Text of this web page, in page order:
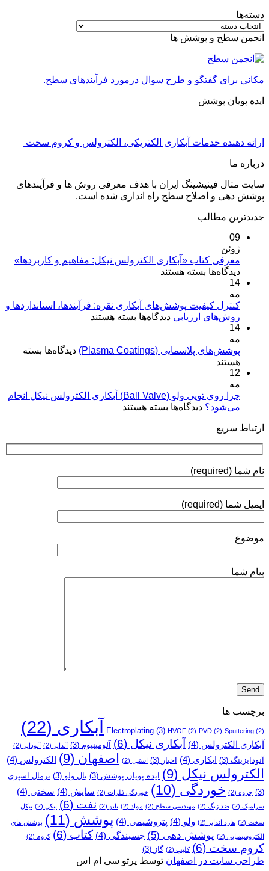
دسته‌ها
دسته‌ها
انجمن سطح و پوشش ها
مکانی برای گفتگو و طرح سوال درمورد فرآیندهای سطح.
ایده پویان پوشش
ارائه دهنده خدمات آبکاری الکتریکی، الکترولس و کروم سخت
درباره ما
سایت متال فینیشینگ ایران با هدف معرفی روش ها و فرآیندهای
پوشش دهی و اصلاح سطح راه اندازی شده است.
جدیدترین مطالب
09
ژوئن
معرفی کتاب «آبکاری الکترولس نیکل: مفاهیم و کاربردها»
دیدگاه‌ها برای
«آبکاری
الکترولس
و
بسته هستند
14
مه
کنترل کیفیت پوشش‌های آبکاری نقره: فرآیندها، استانداردها و
روش‌های ارزیابی دیدگاه‌ها برای
پوشش‌های
استانداردها
و
بسته هستند
14
مه
پوشش‌های پلاسمایی (Plasma Coatings)
دیدگاه‌ها برای
Coatings)
بسته
هستند
12
مه
چرا روی توپی‌ ولو (Ball Valve) آبکاری الکترولس نیکل انجام
می‌شود؟ دیدگاه‌ها برای
ولو
نیکل
بسته هستند
ارتباط سریع
نام شما (required)
ایمیل شما (required)
موضوع
پیام شما
برچسب ها
Electroplating (3) HVOF (2) PVD (2) Sputtering (2) آبکاری (22)
آبکاری الکترولس (4) آبکاری نیکل (6) آلومینیوم (3) آندایز (2) آنودایز (2)
آنودایزینگ (3) ابکاری (4) اخبار (3) استیل (2) اصفهان (9) الکترولس (4)
الکترولس نیکل (9) ایده پویان پوشش (3) بال ولو (3)
ترمال اسپری
(3)
جزوه (2) خوردگی (10) خوردگی فلزات (2) سایش (4) سختی (4)
سرامیک (2) ضد زنگ (2) مهندسی سطح (2) مواد (2) نانو (2) نفت (6) نیکل (2) نیکل
سخت (2) هارد آندایز (2) ولو (4) پتروشیمی (4) پوشش (11)
پوشش­ های
الکتروشیمیایی (2) پوشش دهی (5) چسبندگی (4) کتاب (6) کروم (2)
کروم سخت (6) کلیپ (2) گاز (3)
طراحی سایت در اصفهان توسط پرتو سی ام اس